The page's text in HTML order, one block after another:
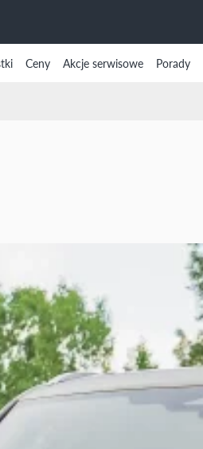
Ceny Akcje serwisowe Porady